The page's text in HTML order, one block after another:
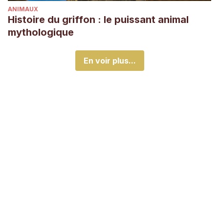
ANIMAUX
Histoire du griffon : le puissant animal
mythologique
En voir plus...